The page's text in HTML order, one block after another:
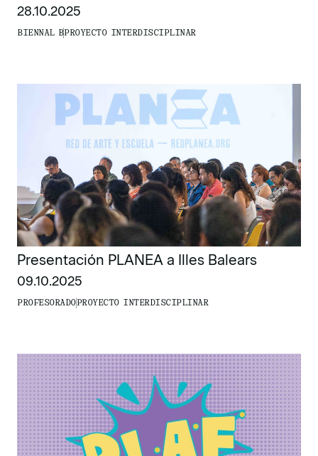
28.10.2025
BIENNAL B PROYECTO INTERDISCIPLINAR
Presentación PLANEA a Illes Balears
09.10.2025
PROFESORADOPROYECTO INTERDISCIPLINAR